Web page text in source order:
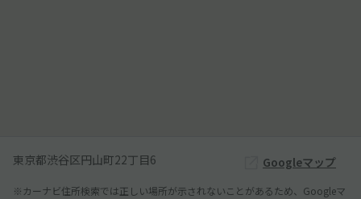
東京都渋谷区円山町22丁目6 Googleマップ
※カーナビ住所検索では正しい場所が示されないことがあるため、Googleマ